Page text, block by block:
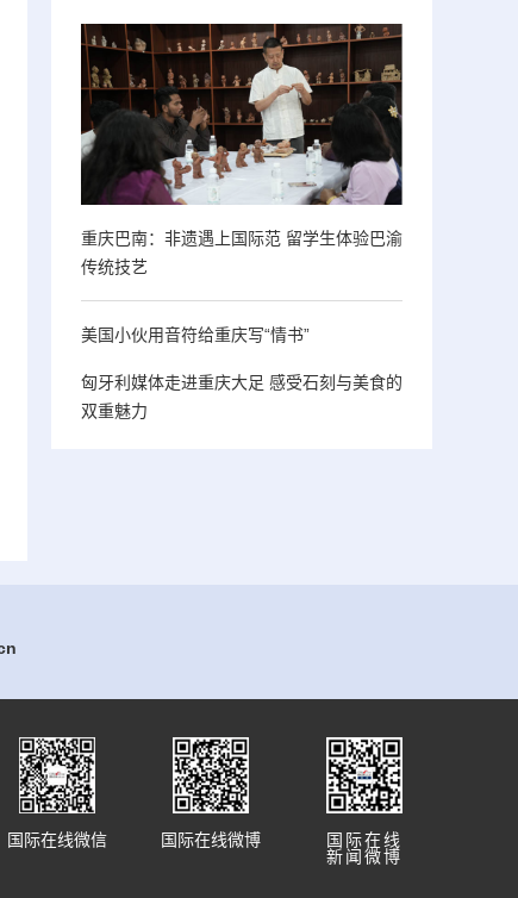
重庆巴南：非遗遇上国际范 留学生体验巴渝
传统技艺
美国小伙用音符给重庆写“情书”
匈牙利媒体走进重庆大足 感受石刻与美食的
双重魅力
国际在线
新闻微博
国际在线微博
国际在线微信